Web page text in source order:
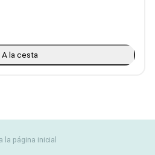
A la cesta